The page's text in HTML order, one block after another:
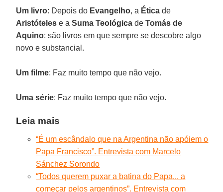
Um livro: Depois do Evangelho, a Ética de
Aristóteles e aSuma Teológica deTomás de
Aquino: são livros em que sempre se descobre algo
novo e substancial.
Um filme: Faz muito tempo que não vejo.
Uma série: Faz muito tempo que não vejo.
Leia mais
“É um escândalo que na Argentina não apóiem o
Papa Francisco”. Entrevista com Marcelo
Sánchez Sorondo
“Todos querem puxar a batina do Papa... a
começar pelos argentinos”. Entrevista com